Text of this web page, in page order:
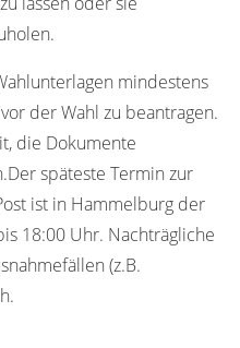
mindestens
der Wahl zu beantragen.
die Dokumente
späteste Termin zur
ist in Hammelburg der
18:00 Uhr. Nachträgliche
(z.B.